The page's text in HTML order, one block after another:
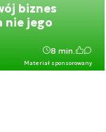
biznes
nie jego
Materiał sponsorowany
8 min.